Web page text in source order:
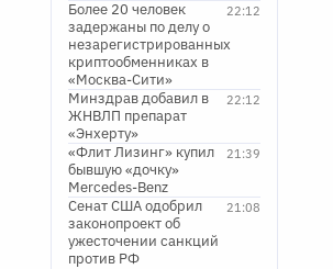
22:12
Более 20 человек
задержаны по делу о
незарегистрированных
криптообменниках в
«Москва-Сити»
22:12
Минздрав добавил в
ЖНВЛП препарат
«Энхерту»
21:39
«Флит Лизинг» купил
бывшую «дочку»
Mercedes-Benz
21:08
Сенат США одобрил
законопроект об
ужесточении санкций
против РФ